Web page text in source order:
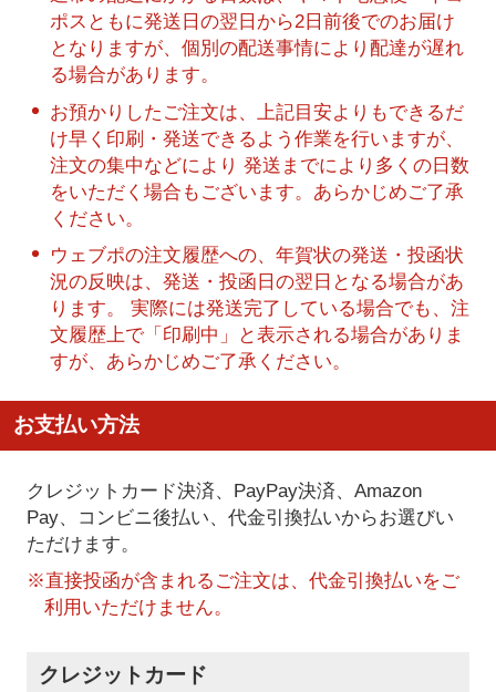
ポスともに発送日の翌日から2日前後でのお届け
となりますが、個別の配送事情により配達が遅れ
る場合があります。
お預かりしたご注文は、上記目安よりもできるだ
け早く印刷・発送できるよう作業を行いますが、
注文の集中などにより 発送までにより多くの日数
をいただく場合もございます。あらかじめご了承
ください。
ウェブポの注文履歴への、年賀状の発送・投函状
況の反映は、発送・投函日の翌日となる場合があ
ります。 実際には発送完了している場合でも、注
文履歴上で「印刷中」と表示される場合がありま
すが、あらかじめご了承ください。
お支払い方法
クレジットカード決済、PayPay決済、Amazon
Pay、コンビニ後払い、代金引換払いからお選びい
ただけます。
※直接投函が含まれるご注文は、代金引換払いをご
利用いただけません。
クレジットカード